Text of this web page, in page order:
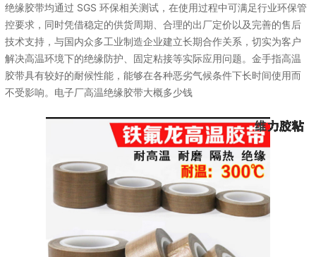
绝缘胶带均通过 SGS 环保相关测试，在使用过程中可满足行业环保管
控要求，同时凭借稳定的供货周期、合理的出厂定价以及完善的售后
技术支持，与国内众多工业制造企业建立长期合作关系，切实为客户
解决高温环境下的绝缘防护、固定粘接等实际应用问题。金手指高温
胶带具有较好的耐候性能，能够在各种恶劣气候条件下长时间使用而
不受影响。电子厂高温绝缘胶带大概多少钱